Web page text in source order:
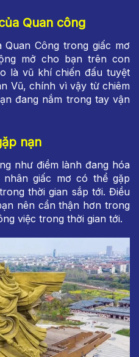
Quan công
Công trong giấc mơ
mở cho bạn trên con
là vũ khí chiến đấu tuyệt
Vũ, chính vì vậy từ chiêm
đang nắm trong tay vận
nạn
như điềm lành đang hóa
giấc mơ có thể gặp
thời gian sắp tới. Điều
nên cẩn thận hơn trong
việc trong thời gian tới.